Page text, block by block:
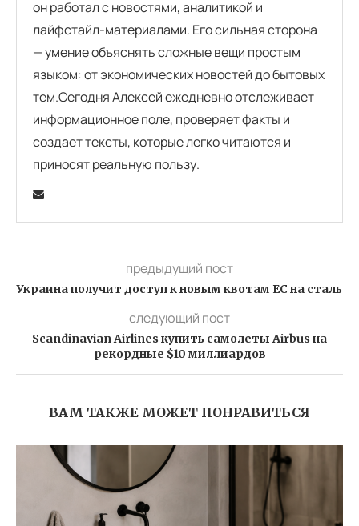
он работал с новостями, аналитикой и
лайфстайл-материалами. Его сильная сторона
— умение объяснять сложные вещи простым
языком: от экономических новостей до бытовых
тем.Сегодня Алексей ежедневно отслеживает
информационное поле, проверяет факты и
создает тексты, которые легко читаются и
приносят реальную пользу.
предыдущий пост
Украина получит доступ к новым квотам ЕС на сталь
следующий пост
Scandinavian Airlines купить самолеты Airbus на
рекордные $10 миллиардов
ВАМ ТАКЖЕ МОЖЕТ ПОНРАВИТЬСЯ